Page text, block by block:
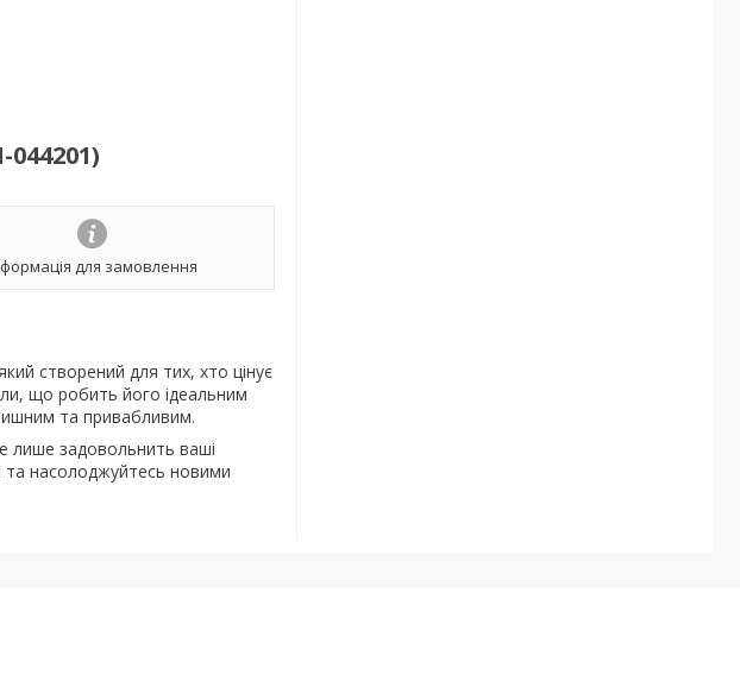
для замовлення
створений для тих, хто цінує
що робить його ідеальним
та привабливим.
лише задовольнить ваші
та насолоджуйтесь новими